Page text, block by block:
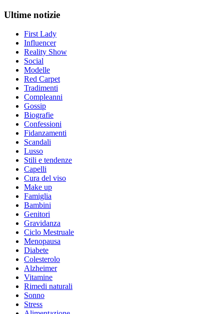
Ultime notizie
First Lady
Influencer
Reality Show
Social
Modelle
Red Carpet
Tradimenti
Compleanni
Gossip
Biografie
Confessioni
Fidanzamenti
Scandali
Lusso
Stili e tendenze
Capelli
Cura del viso
Make up
Famiglia
Bambini
Genitori
Gravidanza
Ciclo Mestruale
Menopausa
Diabete
Colesterolo
Alzheimer
Vitamine
Rimedi naturali
Sonno
Stress